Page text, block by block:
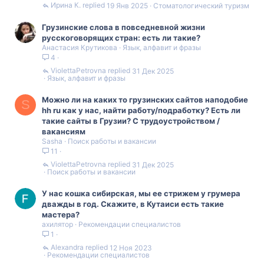
Стоматологический туризм
19 Янв 2025
Ирина К.
Грузинские слова в повседневной жизни
русскоговорящих стран: есть ли такие?
Анастасия Крутикова
Язык, алфавит и фразы
4
Язык, алфавит и фразы
31 Дек 2025
ViolettaPetrovna
S
Можно ли на каких то грузинских сайтов наподобие
hh ru как у нас, найти работу/подработку? Есть ли
такие сайты в Грузии? С трудоустройством /
вакансиям
Sasha
Поиск работы и вакансии
11
Поиск работы и вакансии
31 Дек 2025
ViolettaPetrovna
У нас кошка сибирская, мы ее стрижем у грумера
дважды в год. Скажите, в Кутаиси есть такие
мастера?
ахилятор
Рекомендации специалистов
1
Рекомендации специалистов
12 Ноя 2023
Alexandra